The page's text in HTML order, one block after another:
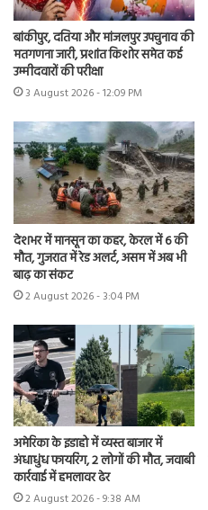
बांकीपुर, दतिया और मांजलपुर उपचुनाव की
मतगणना जारी, प्रशांत किशोर समेत कई
उम्मीदवारों की परीक्षा
3 August 2026 - 12:09 PM
देशभर में मानसून का कहर, केरल में 6 की
मौत, गुजरात में रेड अलर्ट, असम में अब भी
बाढ़ का संकट
2 August 2026 - 3:04 PM
अमेरिका के इडाहो में व्यस्त बाजार में
अंधाधुंध फायरिंग, 2 लोगों की मौत, जवाबी
कार्रवाई में हमलावर ढेर
2 August 2026 - 9:38 AM